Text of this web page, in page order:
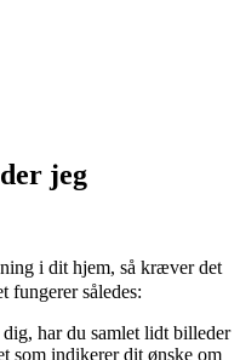
jeg
i dit hjem, så kræver det
fungerer således:
har du samlet lidt billeder
som indikerer dit ønske om